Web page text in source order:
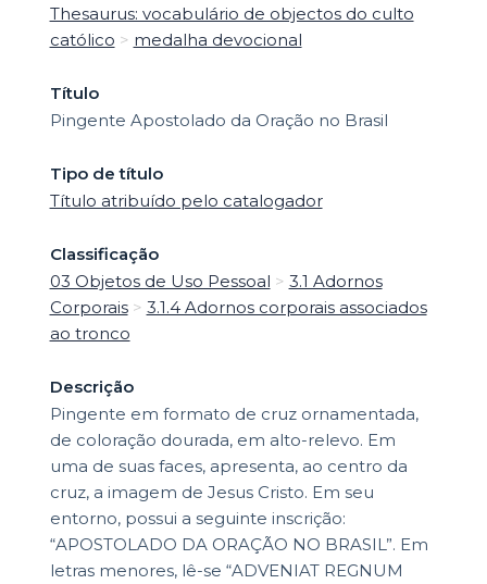
Thesaurus: vocabulário de objectos do culto
católico > medalha devocional
Título
Pingente Apostolado da Oração no Brasil
Tipo de título
Título atribuído pelo catalogador
Classificação
03 Objetos de Uso Pessoal > 3.1 Adornos
Corporais> 3.1.4 Adornos corporais associados
ao tronco
Descrição
Pingente em formato de cruz ornamentada,
de coloração dourada, em alto-relevo. Em
uma de suas faces, apresenta, ao centro da
cruz, a imagem de Jesus Cristo. Em seu
entorno, possui a seguinte inscrição:
“APOSTOLADO DA ORAÇÃO NO BRASIL”. Em
letras menores, lê-se “ADVENIAT REGNUM